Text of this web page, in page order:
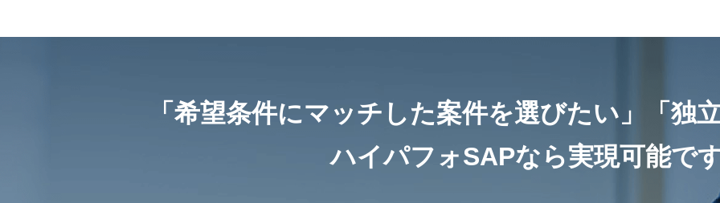
「希望条件にマッチした案件を選びたい」
「独
ハイパフォSAPなら実現可能で